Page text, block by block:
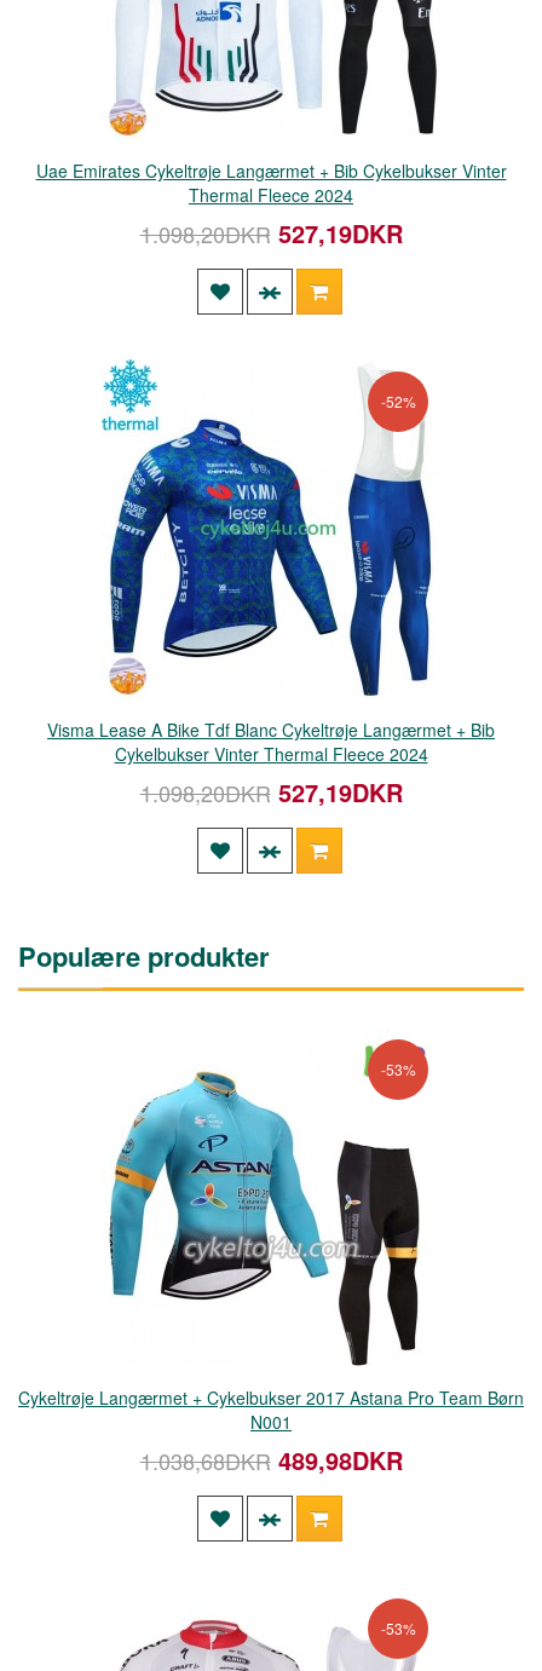
Uae Emirates Cykeltrøje Langærmet + Bib Cykelbukser Vinter
Thermal Fleece 2024
1.098,20DKR 527,19DKR
-52%
Visma Lease A Bike Tdf Blanc Cykeltrøje Langærmet + Bib
Cykelbukser Vinter Thermal Fleece 2024
1.098,20DKR 527,19DKR
Populære produkter
-53%
Cykeltrøje Langærmet + Cykelbukser 2017 Astana Pro Team Børn
N001
1.038,68DKR 489,98DKR
-53%